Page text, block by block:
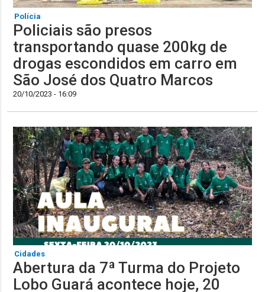
Polícia
Policiais são presos
transportando quase 200kg de
drogas escondidos em carro em
São José dos Quatro Marcos
20/10/2023 - 16:09
Cidades
Abertura da 7ª Turma do Projeto
Lobo Guará acontece hoje, 20